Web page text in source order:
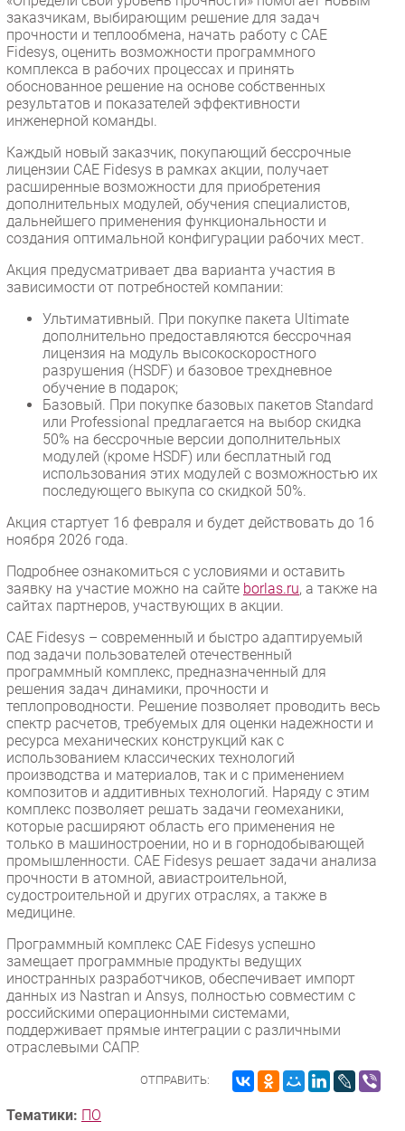
IT класс
Тестовый стенд
Каталог компаний
заказчикам, выбирающим решение для задач
прочности и теплообмена, начать работу с CAE
Fidesys, оценить возможности программного
комплекса в рабочих процессах и принять
обоснованное решение на основе собственных
результатов и показателей эффективности
инженерной команды.
Каждый новый заказчик, покупающий бессрочные
лицензии CAE Fidesys в рамках акции, получает
расширенные возможности для приобретения
дополнительных модулей, обучения специалистов,
дальнейшего применения функциональности и
создания оптимальной конфигурации рабочих мест.
Акция предусматривает два варианта участия в
зависимости от потребностей компании:
Ультимативный. При покупке пакета Ultimate
дополнительно предоставляются бессрочная
лицензия на модуль высокоскоростного
разрушения (HSDF) и базовое трехдневное
обучение в подарок;
Базовый. При покупке базовых пакетов Standard
или Professional предлагается на выбор скидка
50% на бессрочные версии дополнительных
модулей (кроме HSDF) или бесплатный год
использования этих модулей с возможностью их
последующего выкупа со скидкой 50%.
Акция стартует 16 февраля и будет действовать до 16
ноября 2026 года.
Подробнее ознакомиться с условиями и оставить
заявку на участие можно на сайте borlas.ru, а также на
сайтах партнеров, участвующих в акции.
CAE Fidesys – современный и быстро адаптируемый
под задачи пользователей отечественный
программный комплекс, предназначенный для
решения задач динамики, прочности и
теплопроводности. Решение позволяет проводить весь
спектр расчетов, требуемых для оценки надежности и
ресурса механических конструкций как с
использованием классических технологий
производства и материалов, так и с применением
композитов и аддитивных технологий. Наряду с этим
комплекс позволяет решать задачи геомеханики,
которые расширяют область его применения не
только в машиностроении, но и в горнодобывающей
промышленности. CAE Fidesys решает задачи анализа
прочности в атомной, авиастроительной,
судостроительной и других отраслях, а также в
медицине.
Программный комплекс CAE Fidesys успешно
замещает программные продукты ведущих
иностранных разработчиков, обеспечивает импорт
данных из Nastran и Ansys, полностью совместим с
российскими операционными системами,
поддерживает прямые интеграции с различными
отраслевыми САПР.
ОТПРАВИТЬ:
Тематики: ПО